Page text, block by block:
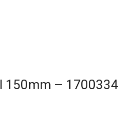
150mm – 1700334